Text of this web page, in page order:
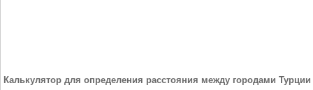
Калькулятор для определения расстояния между городами Турции